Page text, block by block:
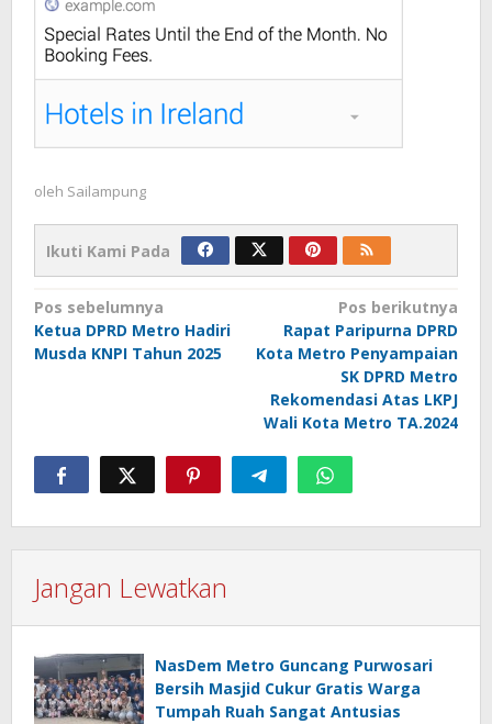
oleh Sailampung
Ikuti Kami Pada
Navigasi
pos
Pos sebelumnya
Ketua DPRD Metro Hadiri
Musda KNPI Tahun 2025
Pos berikutnya
Rapat Paripurna DPRD
Kota Metro Penyampaian
SK DPRD Metro
Rekomendasi Atas LKPJ
Wali Kota Metro TA.2024
Jangan Lewatkan
NasDem Metro Guncang Purwosari
Bersih Masjid Cukur Gratis Warga
Tumpah Ruah Sangat Antusias